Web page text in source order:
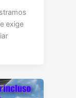
exige